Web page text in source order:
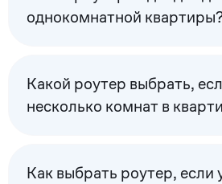
однокомнатной
Какой роутер выбрать,
несколько комнат в
Как выбрать роутер, если